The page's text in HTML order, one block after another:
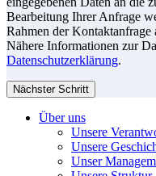
Bearbeitung Ihrer Anfrage
Rahmen der
Nähere Informationen zur
Datenschutzerklärung.
Nächster Schritt
Über uns
Unsere
Unsere
Unser